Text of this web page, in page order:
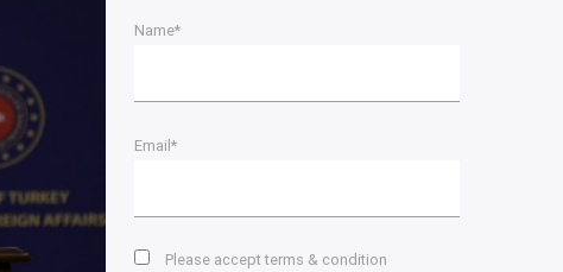
Name*
Email*
Please accept terms & condition